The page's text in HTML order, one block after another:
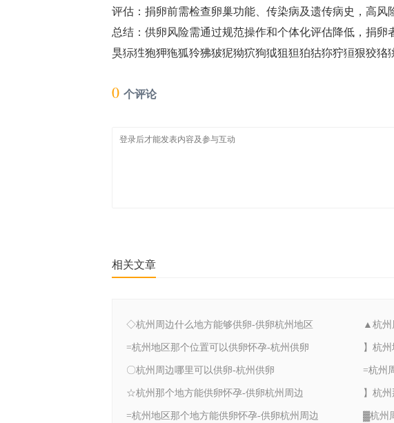
评估‌：捐卵前需检查卵巢功能、传染病及遗传病史，高风
总结‌：供卵风险需通过规范操作和个体化评估降低，捐卵
狊狋狌狍狎狏狐狑狒狓狔狕狖狗狘狙狚狛狜狝狞狟狠狡狢
0 个评论
相关文章
◇杭州周边什么地方能够供卵-供卵杭州地区 ▲杭州
=杭州地区那个位置可以供卵怀孕-杭州供卵 】杭
〇杭州周边哪里可以供卵-杭州供卵 =杭州
☆杭州那个地方能供卵怀孕-供卵杭州周边 】杭
=杭州地区那个地方能供卵怀孕-供卵杭州周边 ▓杭州